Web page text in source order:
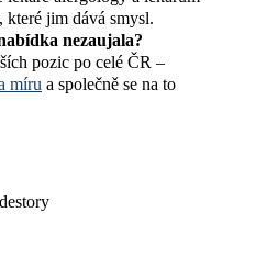
jim dává smysl.
nezaujala?
pozic po celé ČR –
míru a společně se na to